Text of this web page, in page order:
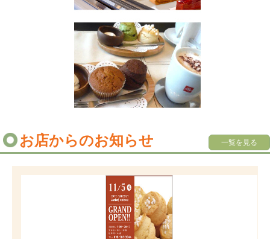
お店からのお知らせ 一覧を見る